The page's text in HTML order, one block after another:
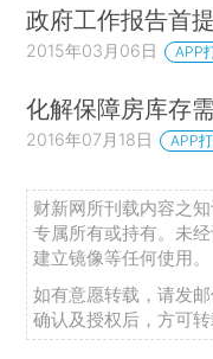
政府工作报告首
2015年03月06日 APP
化解保障房库存
2016年07月18日 APP
财新网所刊载内容之
专属所有或持有。未
建立镜像等任何使用。
如有意愿转载，请发
确认及授权后，方可转